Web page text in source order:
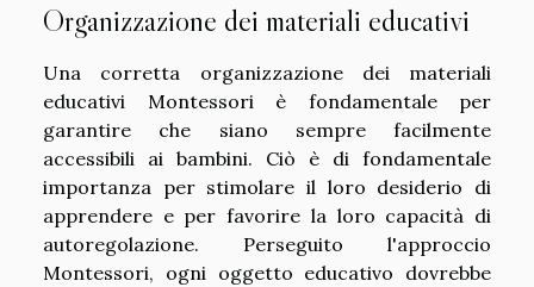
Organizzazione dei materiali educativi
Una corretta organizzazione dei materiali
educativi Montessori è fondamentale per
garantire che siano sempre facilmente
accessibili ai bambini. Ciò è di fondamentale
importanza per stimolare il loro desiderio di
apprendere e per favorire la loro capacità di
autoregolazione. Perseguito l'approccio
Montessori, ogni oggetto educativo dovrebbe